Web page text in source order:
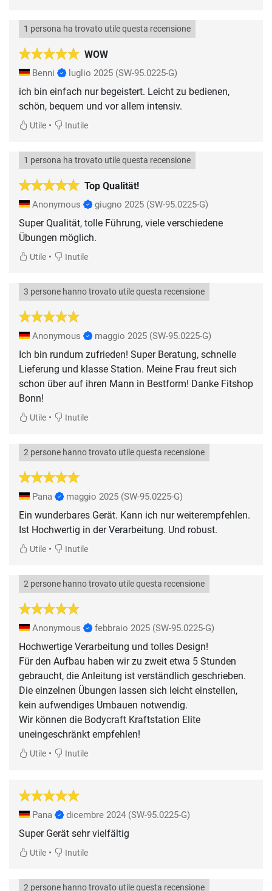
WOW
1 persona ha trovato utile questa recensione
Benni luglio 2025 (SW-95.0225-G)
ich bin einfach nur begeistert. Leicht zu bedienen,
schön, bequem und vor allem intensiv.
Utile • Inutile
Top Qualität!
1 persona ha trovato utile questa recensione
Anonymous giugno 2025 (SW-95.0225-G)
Super Qualität, tolle Führung, viele verschiedene
Übungen möglich.
Utile • Inutile
3 persone hanno trovato utile questa recensione
Anonymous maggio 2025 (SW-95.0225-G)
Ich bin rundum zufrieden! Super Beratung, schnelle
Lieferung und klasse Station. Meine Frau freut sich
schon über auf ihren Mann in Bestform! Danke Fitshop
Bonn!
Utile • Inutile
2 persone hanno trovato utile questa recensione
Pana maggio 2025 (SW-95.0225-G)
Ein wunderbares Gerät. Kann ich nur weiterempfehlen.
Ist Hochwertig in der Verarbeitung. Und robust.
Utile • Inutile
2 persone hanno trovato utile questa recensione
Anonymous febbraio 2025 (SW-95.0225-G)
Hochwertige Verarbeitung und tolles Design!
Für den Aufbau haben wir zu zweit etwa 5 Stunden
gebraucht, die Anleitung ist verständlich geschrieben.
Die einzelnen Übungen lassen sich leicht einstellen,
kein aufwendiges Umbauen notwendig.
Wir können die Bodycraft Kraftstation Elite
uneingeschränkt empfehlen!
Utile • Inutile
Pana dicembre 2024 (SW-95.0225-G)
Super Gerät sehr vielfältig
Utile • Inutile
2 persone hanno trovato utile questa recensione